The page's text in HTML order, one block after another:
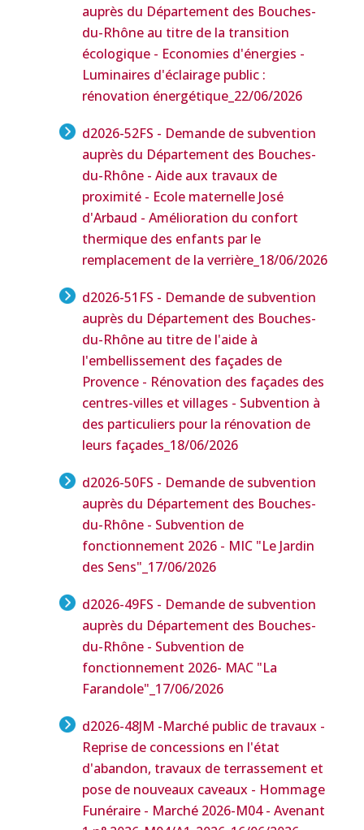
auprès du Département des Bouches-
du-Rhône au titre de la transition
écologique - Economies d'énergies -
Luminaires d'éclairage public :
rénovation énergétique_22/06/2026
d2026-52FS - Demande de subvention
auprès du Département des Bouches-
du-Rhône - Aide aux travaux de
proximité - Ecole maternelle José
d'Arbaud - Amélioration du confort
thermique des enfants par le
remplacement de la verrière_18/06/2026
d2026-51FS - Demande de subvention
auprès du Département des Bouches-
du-Rhône au titre de l'aide à
l'embellissement des façades de
Provence - Rénovation des façades des
centres-villes et villages - Subvention à
des particuliers pour la rénovation de
leurs façades _18/06/2026
d2026-50FS - Demande de subvention
auprès du Département des Bouches-
du-Rhône - Subvention de
fonctionnement 2026 - MIC "Le Jardin
des Sens" _17/06/2026
d2026-49FS - Demande de subvention
auprès du Département des Bouches-
du-Rhône - Subvention de
fonctionnement 2026- MAC "La
Farandole" _17/06/2026
d2026-48JM -Marché public de travaux -
Reprise de concessions en l'état
d'abandon, travaux de terrassement et
pose de nouveaux caveaux - Hommage
Funéraire - Marché 2026-M04 - Avenant